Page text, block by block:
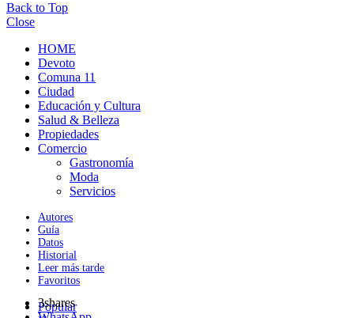
Back to Top
Close
HOME
Devoto
Comuna 11
Ciudad
Educación y Cultura
Salud & Belleza
Propiedades
Comercio
Gastronomía
Moda
Servicios
Autores
Guía
Datos
Historial
Leer más tarde
Favoritos
Popular
3shares